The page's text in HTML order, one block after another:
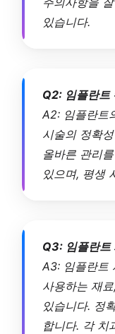
있습니다.
Q2: 임플란트
A2: 임플란트
시술의 정확
올바른 관리
있으며, 평생
Q3: 임플란트
A3: 임플란트
사용하는 재
있습니다. 정
합니다. 각 치